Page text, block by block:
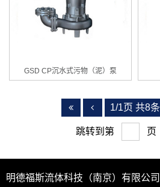
GSD CP沉水式污物（泥）泵
1/1页 共8条
跳转到第 页
明德福斯流体科技（南京）有限公司